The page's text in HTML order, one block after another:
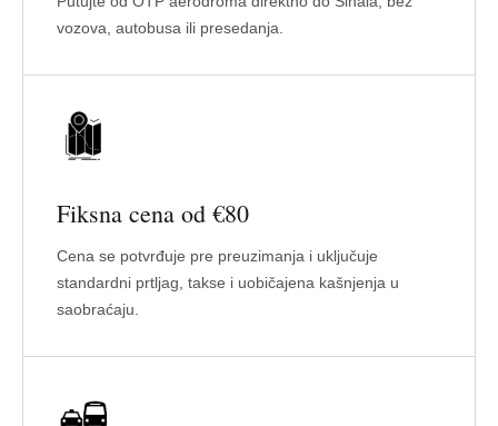
vozova, autobusa ili presedanja.
Fiksna cena od €80
Cena se potvrđuje pre preuzimanja i uključuje
standardni prtljag, takse i uobičajena kašnjenja u
saobraćaju.